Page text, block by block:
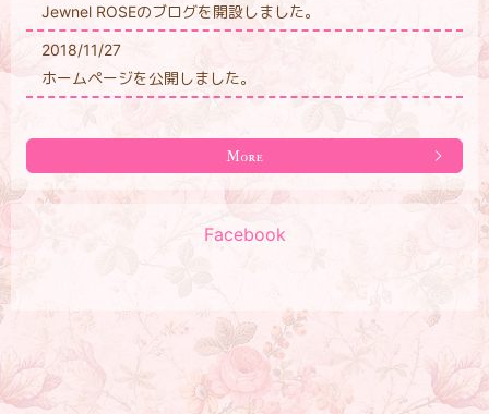
Jewnel ROSEのブログを開設しました。
2018/11/27
ホームページを公開しました。
More
Facebook